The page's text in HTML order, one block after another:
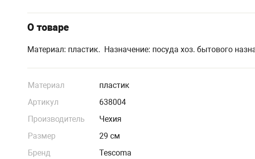
О товаре
Материал: пластик. Назначение: посуда хоз. бытового
Материал
пластик
Артикул
638004
Производитель
Чехия
Размер
29 см
Бренд
Tescoma